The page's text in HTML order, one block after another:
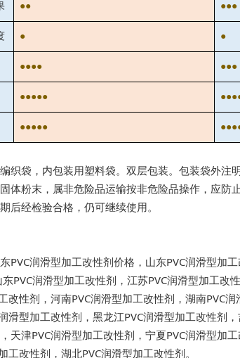
●● ●●●
● ●
●●●● ●●●
●●●●●
●●●●●
织袋，内包装用塑料袋。双层包装。包装袋外注
体粉末，属非危险品运输按非危险品操作，应
后经检验合格，仍可继续使用。
PVC润滑型加工改性剂价格，山东PVC润滑型加
东PVC润滑型加工改性剂 ， 江苏PVC润滑型加工改
改性剂 ， 河南PVC润滑型加工改性剂 ， 湖南PVC
滑型加工改性剂 ， 黑龙江PVC润滑型加工改性剂 ，
， 天津PVC润滑型加工改性剂 ， 宁夏PVC润滑型加
工改性剂 ， 湖北PVC润滑型加工改性剂。